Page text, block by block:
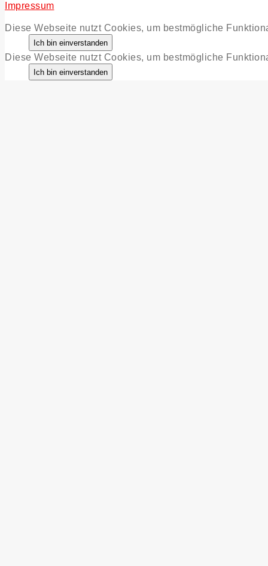
Impressum
Diese Webseite nutzt Cookies, um bestmögliche
Diese Webseite nutzt Cookies, um bestmögliche